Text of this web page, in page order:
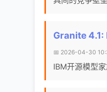
Granite 4.1:
📅 2026-04-30
IBM开源模型